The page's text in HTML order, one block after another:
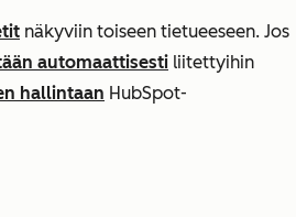
näkyviin toiseen tietueeseen. Jos
automaattisesti liitettyihin
hallintaan HubSpot-